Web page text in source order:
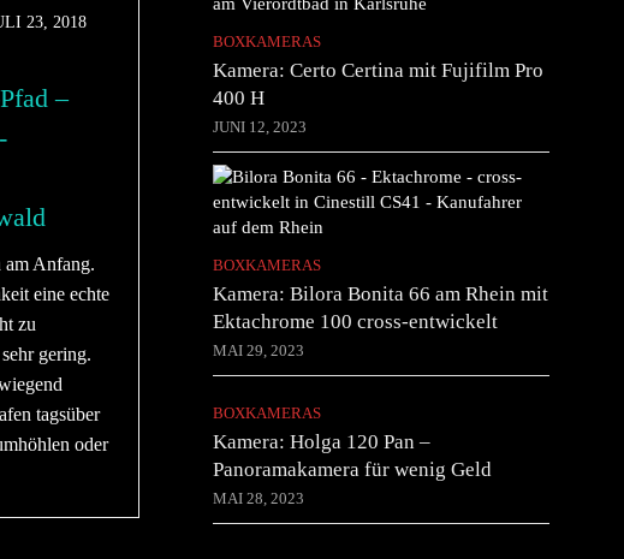
23, 2018
–
am Anfang.
eine echte
zu
gering.
tagsüber
oder
BOXKAMERAS
Kamera: Certo Certina mit Fujifilm Pro
400 H
JUNI 12, 2023
BOXKAMERAS
Kamera: Bilora Bonita 66 am Rhein mit
Ektachrome 100 cross-entwickelt
MAI 29, 2023
BOXKAMERAS
Kamera: Holga 120 Pan –
Panoramakamera für wenig Geld
MAI 28, 2023